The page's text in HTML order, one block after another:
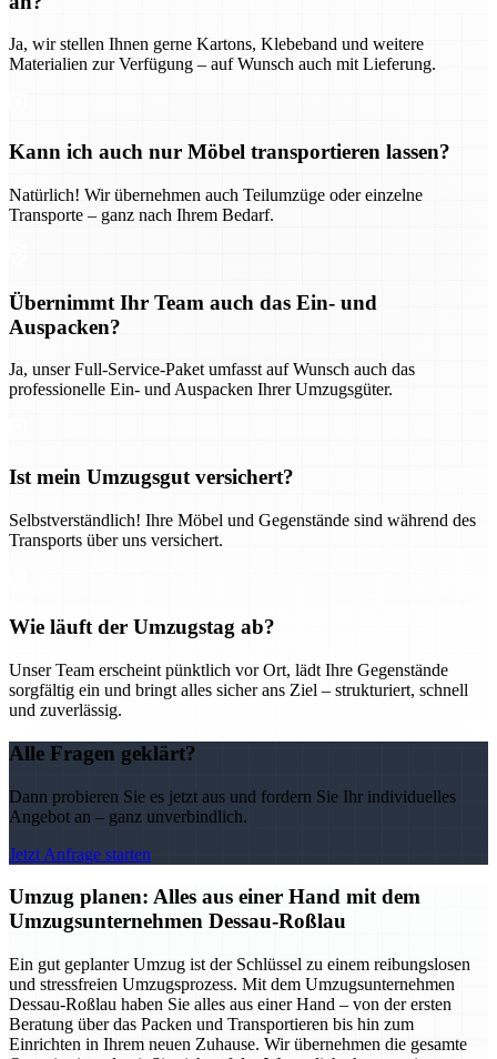
Ja, wir stellen Ihnen gerne Kartons, Klebeband und weitere
Materialien zur Verfügung – auf Wunsch auch mit Lieferung.
Kann ich auch nur Möbel transportieren lassen?
Natürlich! Wir übernehmen auch Teilumzüge oder einzelne
Transporte – ganz nach Ihrem Bedarf.
Übernimmt Ihr Team auch das Ein- und
Auspacken?
Ja, unser Full-Service-Paket umfasst auf Wunsch auch das
professionelle Ein- und Auspacken Ihrer Umzugsgüter.
Ist mein Umzugsgut versichert?
Selbstverständlich! Ihre Möbel und Gegenstände sind während des
Transports über uns versichert.
Wie läuft der Umzugstag ab?
Unser Team erscheint pünktlich vor Ort, lädt Ihre Gegenstände
sorgfältig ein und bringt alles sicher ans Ziel – strukturiert, schnell
und zuverlässig.
Alle Fragen geklärt?
Dann probieren Sie es jetzt aus und fordern Sie Ihr individuelles
Angebot an – ganz unverbindlich.
Jetzt Anfrage starten
Umzug planen: Alles aus einer Hand mit dem
Umzugsunternehmen Dessau-Roßlau
Ein gut geplanter Umzug ist der Schlüssel zu einem reibungslosen
und stressfreien Umzugsprozess. Mit dem Umzugsunternehmen
Dessau-Roßlau haben Sie alles aus einer Hand – von der ersten
Beratung über das Packen und Transportieren bis hin zum
Einrichten in Ihrem neuen Zuhause. Wir übernehmen die gesamte